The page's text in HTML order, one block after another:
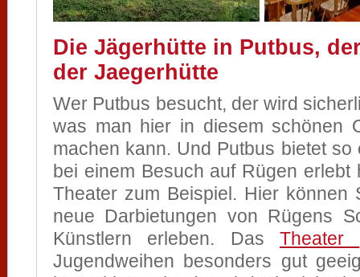
Die Jägerhütte in Putbus,
der Jaegerhütte
Wer Putbus besucht, der wird
was man hier in diesem schönen
machen kann. Und Putbus bietet so
bei einem Besuch auf Rügen erlebt
Theater zum Beispiel. Hier können
neue Darbietungen von Rügens
Künstlern erleben. Das Theater
Jugendweihen besonders gut